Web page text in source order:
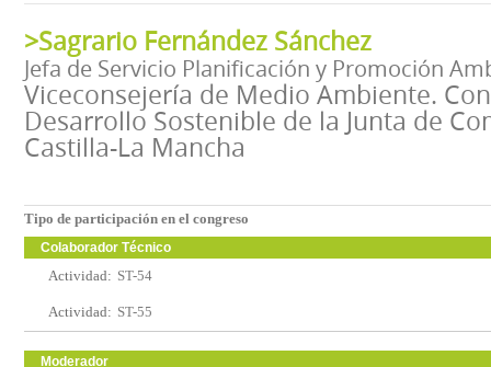
>Sagrario Fernández Sánchez
Jefa de Servicio Planificación y Promoción
Viceconsejería de Medio Ambiente.
Desarrollo Sostenible de la Junta de
Castilla-La Mancha
Tipo de participación en el congreso
Colaborador Técnico
Actividad: ST-54
Actividad: ST-55
Moderador